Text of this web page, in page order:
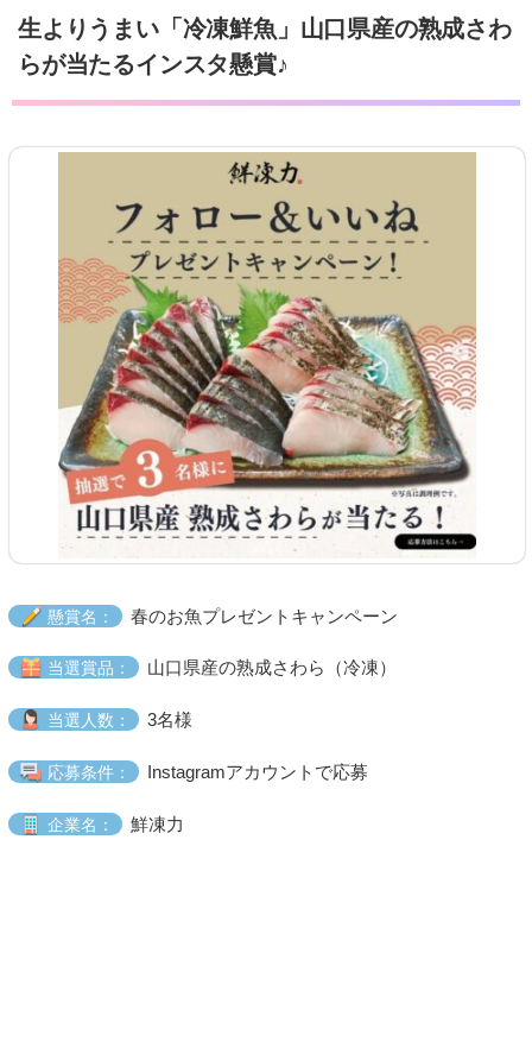
生よりうまい「冷凍鮮魚」山口県産の熟成さわ
らが当たるインスタ懸賞♪
懸賞名： 春のお魚プレゼントキャンペーン
当選賞品： 山口県産の熟成さわら（冷凍）
当選人数： 3名様
応募条件： Instagramアカウントで応募
企業名： 鮮凍力